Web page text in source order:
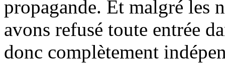
propagande. Et malgré les
avons refusé toute entrée
donc complètement